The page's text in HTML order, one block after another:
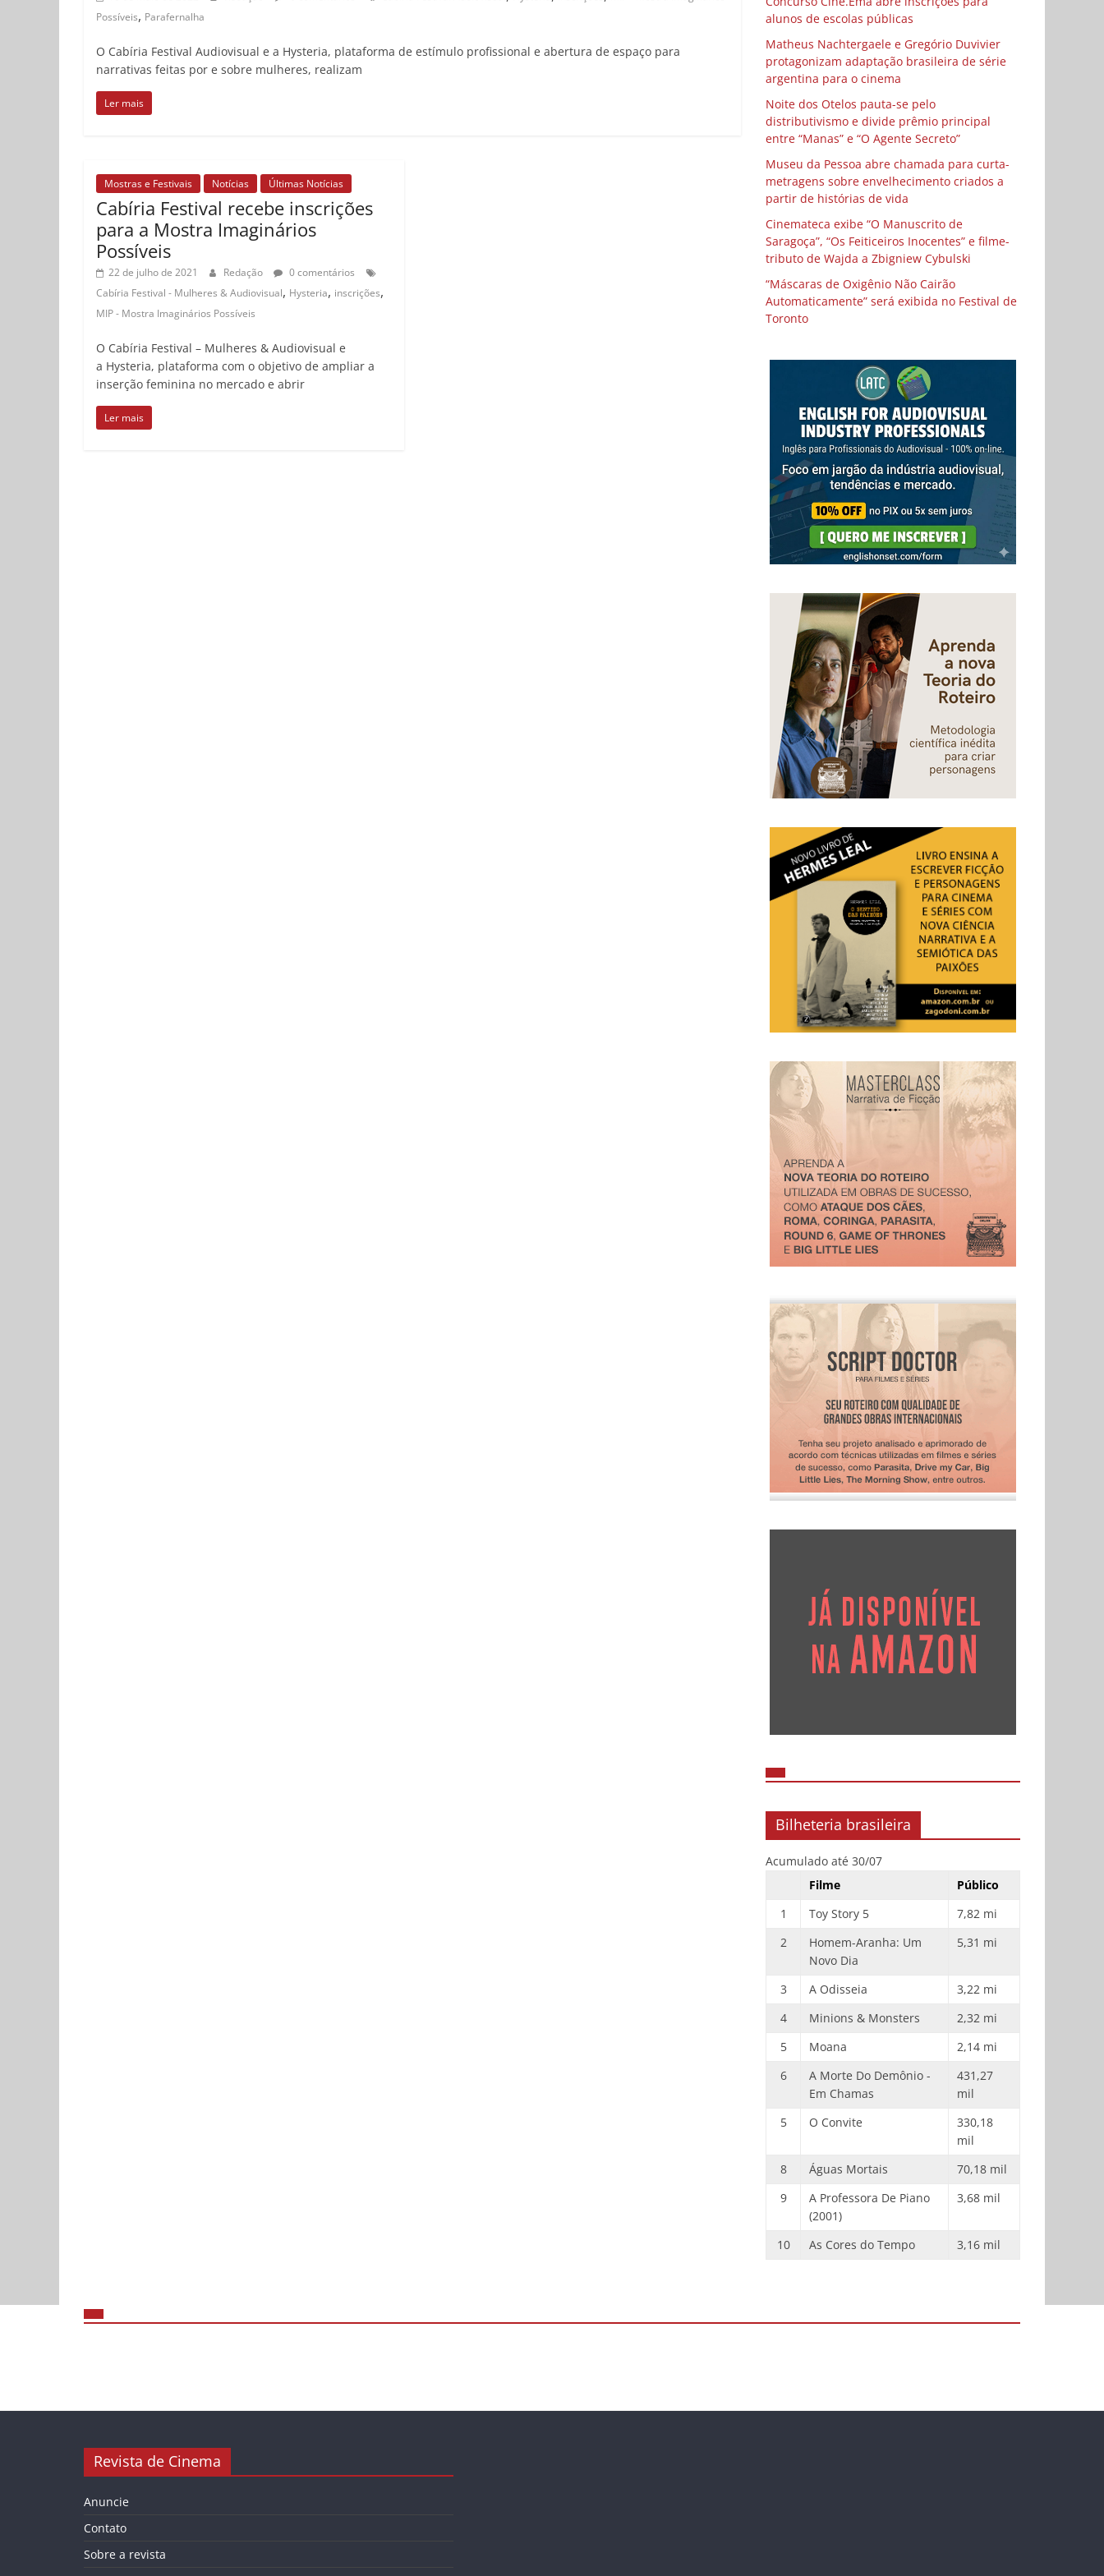
Possíveis, Parafernalha
O Cabíria Festival Audiovisual e a Hysteria, plataforma de estímulo profissional e abertura de espaço para
narrativas feitas por e sobre mulheres, realizam
Ler mais
Mostras e Festivais Notícias Últimas Notícias
Cabíria Festival recebe inscrições
para a Mostra Imaginários
Possíveis
22 de julho de 2021 Redação
0 comentários
Cabíria Festival - Mulheres & Audiovisual, Hysteria, inscrições,
MIP - Mostra Imaginários Possíveis
O Cabíria Festival – Mulheres & Audiovisual e
a Hysteria, plataforma com o objetivo de ampliar a
inserção feminina no mercado e abrir
Ler mais
alunos de escolas públicas
Matheus Nachtergaele e Gregório Duvivier
protagonizam adaptação brasileira de série
argentina para o cinema
Noite dos Otelos pauta-se pelo
distributivismo e divide prêmio principal
entre “Manas” e “O Agente Secreto”
Museu da Pessoa abre chamada para curta-
metragens sobre envelhecimento criados a
partir de histórias de vida
Cinemateca exibe “O Manuscrito de
Saragoça”, “Os Feiticeiros Inocentes” e filme-
tributo de Wajda a Zbigniew Cybulski
“Máscaras de Oxigênio Não Cairão
Automaticamente” será exibida no Festival de
Toronto
Bilheteria brasileira
Acumulado até 30/07
Filme
Público
1
Toy Story 5
7,82 mi
2
Homem-Aranha: Um
Novo Dia
5,31 mi
3 A Odisseia
3,22 mi
4
Minions & Monsters
2,32 mi
5
Moana
2,14 mi
6
A Morte Do Demônio -
Em Chamas
431,27
mil
5
O Convite
330,18
mil
8
Águas Mortais
70,18 mil
9
A Professora De Piano
(2001)
3,68 mil
10 As Cores do Tempo 3,16 mil
Revista de Cinema
Anuncie
Contato
Sobre a revista